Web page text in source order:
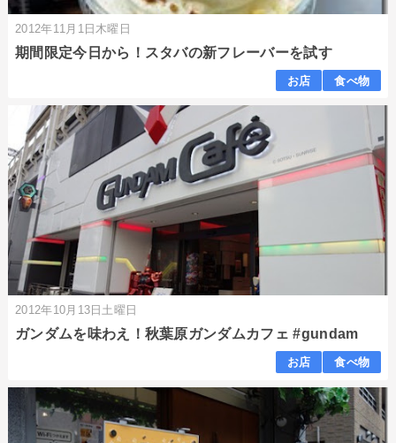
2012年11月1日木曜日
期間限定今日から！スタバの新フレーバーを試す
お店 食べ物
2012年10月13日土曜日
ガンダムを味わえ！秋葉原ガンダムカフェ #gundam
お店 食べ物